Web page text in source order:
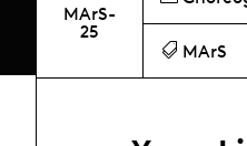
MArS-
25
MArS